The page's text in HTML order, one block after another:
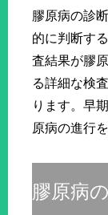
膠原病の診
的に判断す
査結果が膠
る詳細な検
ります。早
原病の進行
膠原病